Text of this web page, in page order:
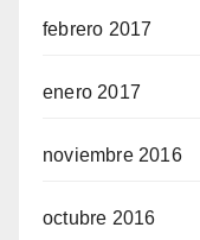
febrero 2017
enero 2017
noviembre 2016
octubre 2016